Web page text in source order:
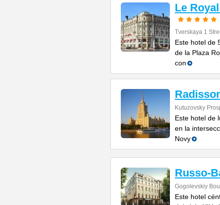
Le
Tverskaya 1
Este hotel de
de la Plaza
con
Kutuzovsky
Este hotel de
en la
Novy
Russo-
Gogolevskiy
Este hotel